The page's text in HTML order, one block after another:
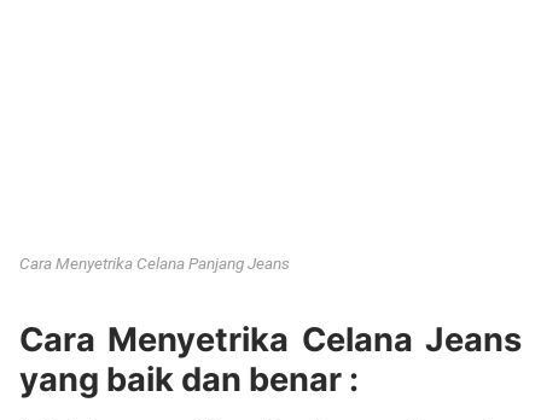
Cara Menyetrika Celana Panjang Jeans
Cara Menyetrika Celana Jeans
yang baik dan benar :